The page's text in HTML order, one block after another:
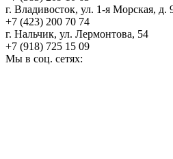
г. Владивосток, ул. 1-я Морская, д.
+7 (423) 200 70 74
г. Нальчик, ул. Лермонтова, 54
+7 (918) 725 15 09
Мы в соц. сетях: